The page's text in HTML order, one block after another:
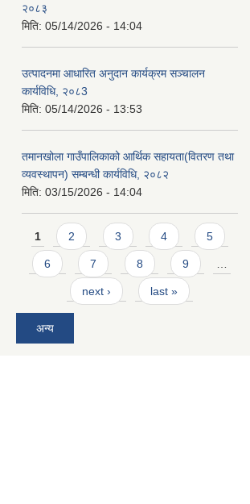
२०८३
मिति: 05/14/2026 - 14:04
उत्पादनमा आधारित अनुदान कार्यक्रम सञ्चालन
कार्यविधि, २०८3
मिति: 05/14/2026 - 13:53
तमानखोला गाउँपालिकाको आर्थिक सहायता(वितरण तथा
व्यवस्थापन) सम्बन्धी कार्यविधि, २०८२
मिति: 03/15/2026 - 14:04
Pages
1 2 3 4 5
6 7 8 9
next › last »
अन्य